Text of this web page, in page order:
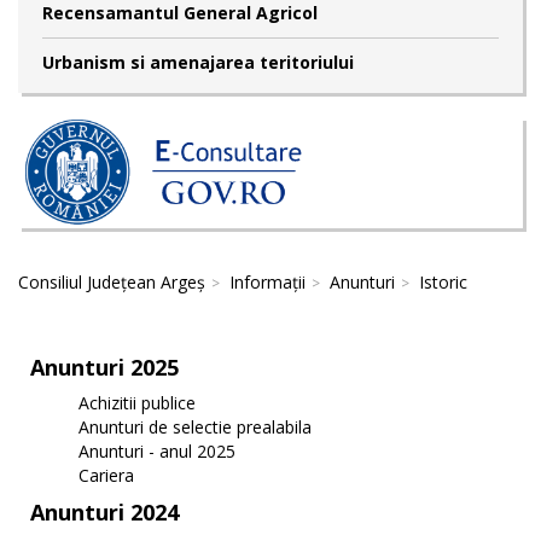
Recensamantul General Agricol
Urbanism si amenajarea teritoriului
Consiliul Județean Argeș Informații Anunturi Istoric
Anunturi 2025
Achizitii publice
Anunturi de selectie prealabila
Anunturi - anul 2025
Cariera
Anunturi 2024